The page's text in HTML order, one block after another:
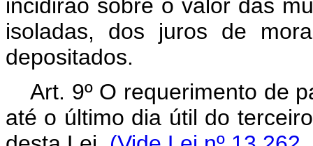
incidirão sobre o valor das
isoladas, dos juros de
depositados.
Art. 9º O requerimento de
até o último dia útil do